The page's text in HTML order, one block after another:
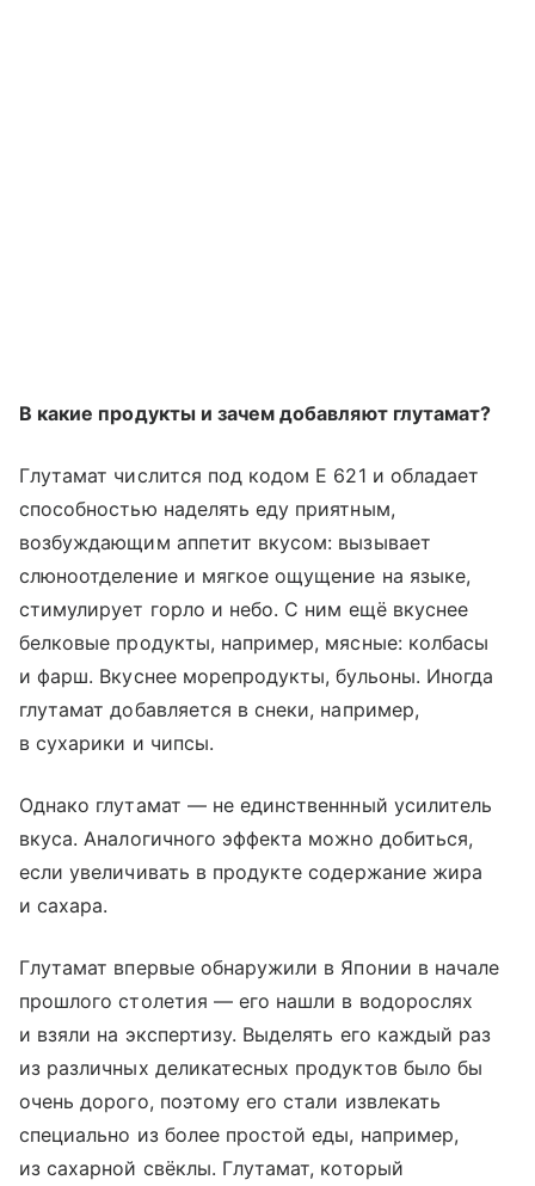
В какие продукты и зачем добавляют глутамат?
Глутамат числится под кодом Е 621 и обладает
способностью наделять еду приятным,
возбуждающим аппетит вкусом: вызывает
слюноотделение и мягкое ощущение на языке,
стимулирует горло и небо. С ним ещё вкуснее
белковые продукты, например, мясные: колбасы
и фарш. Вкуснее морепродукты, бульоны. Иногда
глутамат добавляется в снеки, например,
в сухарики и чипсы.
Однако глутамат — не единственнный усилитель
вкуса. Аналогичного эффекта можно добиться,
если увеличивать в продукте содержание жира
и сахара.
Глутамат впервые обнаружили в Японии в начале
прошлого столетия — его нашли в водорослях
и взяли на экспертизу. Выделять его каждый раз
из различных деликатесных продуктов было бы
очень дорого, поэтому его стали извлекать
специально из более простой еды, например,
из сахарной свёклы. Глутамат, который